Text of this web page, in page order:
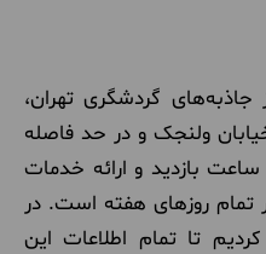
گردشگری تهران،
ولنجک و در حد فاصله
ساعت بازدید و ارائه خدمات
تهران ساعت ۵ تا ۲۴ در تمام روزهای هفته است. در
تا تمام اطلاعات این